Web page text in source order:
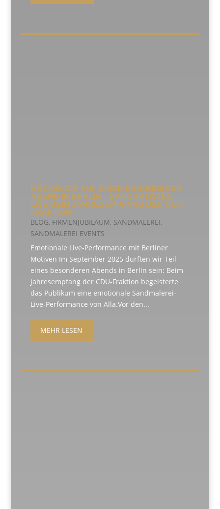
RÜCKBLICK AUF EINEN BESONDEREN
ABEND IN BERLIN – SANDARTISTEN
LIVE BEIM JAHRESEMPFANG DER CDU-
FRAKTION
BLOG, FIRMENJUBILÄUM, SANDMALEREI,
SANDMALEREI EVENTS
Emotionale Live-Performance mit Berliner
Motiven Im September 2025 durften wir Teil
eines besonderen Abends in Berlin sein: Beim
Jahresempfang der CDU-Fraktion begeisterte
das Publikum eine emotionale Sandmalerei-
Live-Performance von Alla.Vor den...
MEHR LESEN